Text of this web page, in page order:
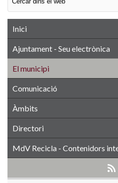
Inici
Ajuntament - Seu electrònica
El municipi
Comunicació
Àmbits
Directori
MdV Recicla - Contenidors